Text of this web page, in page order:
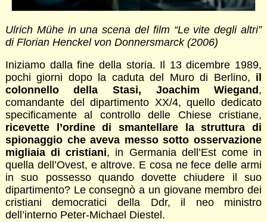
Ulrich Mühe in una scena del film “Le vite degli altri”
di Florian Henckel von Donnersmarck (2006)
Iniziamo dalla fine della storia. Il 13 dicembre 1989,
pochi giorni dopo la caduta del Muro di Berlino, il
colonnello della Stasi, Joachim Wiegand ,
comandante del dipartimento XX/4, quello dedicato
specificamente al controllo delle Chiese cristiane,
ricevette l’ordine di smantellare la struttura di
spionaggio che aveva messo sotto osservazione
migliaia di cristiani, in Germania dell’Est come in
quella dell’Ovest, e altrove. E cosa ne fece delle armi
in suo possesso quando dovette chiudere il suo
dipartimento? Le consegnò a un giovane membro dei
cristiani democratici della Ddr, il neo ministro
dell’interno Peter-Michael Diestel.